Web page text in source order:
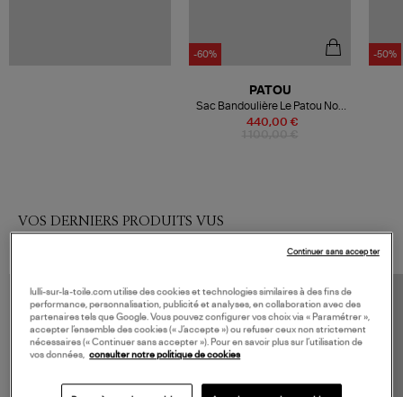
-60%
440,00 €
PATOU
Sac Bandoulière Le Patou Noir
Blanc
-50%
VOS DERNIERS PRODUITS VUS
lulli-sur-la-toile.com utilise des cookies et technologies similaires à des fins de
performance, personnalisation, publicité et analyses, en collaboration avec des
partenaires tels que Google. Vous pouvez configurer vos choix via « Paramétrer »,
accepter l’ensemble des cookies (« J’accepte ») ou refuser ceux non strictement
nécessaires (« Continuer sans accepter »). Pour en savoir plus sur l’utilisation de
vos données, consulter notre politique de cookies
Continuer sans accepter